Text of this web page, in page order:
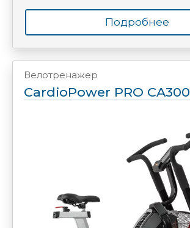
Подробнее
Велотренажер
CardioPower PRO CA300